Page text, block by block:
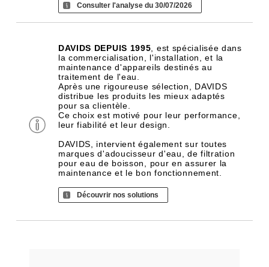
Consulter l'analyse du 30/07/2026
DAVIDS DEPUIS 1995 , est spécialisée dans
la commercialisation, l'installation, et la
maintenance d'appareils destinés au
traitement de l'eau.
Après une rigoureuse sélection, DAVIDS
distribue les produits les mieux adaptés
pour sa clientèle.
Ce choix est motivé pour leur performance,
leur fiabilité et leur design.
DAVIDS, intervient également sur toutes
marques d'adoucisseur d'eau, de filtration
pour eau de boisson, pour en assurer la
maintenance et le bon fonctionnement.
Découvrir nos solutions